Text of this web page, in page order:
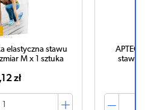
elastyczna stawu
M x 1 sztuka
zł
APTEO
stawu